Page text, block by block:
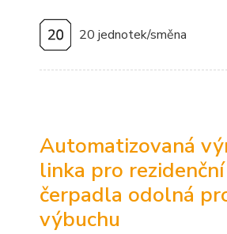
20 jednotek/směna
Automatizovaná
linka pro
čerpadla odolná
výbuchu